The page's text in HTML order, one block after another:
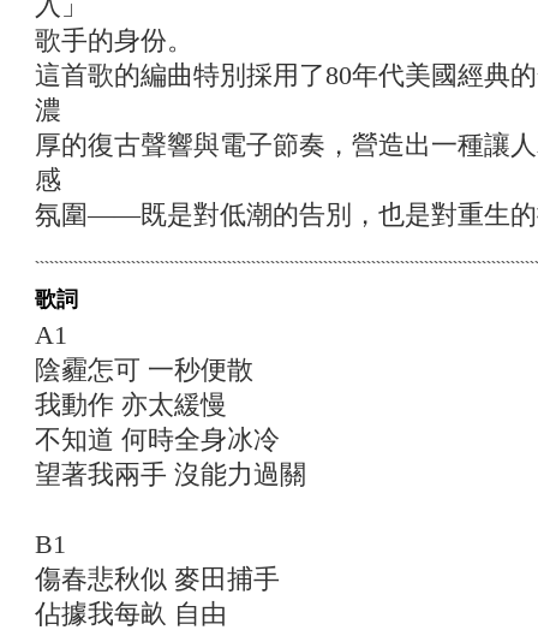
歌手的身份。
這首歌的編曲特別採用了80年代美國經典
濃
厚的復古聲響與電子節奏，營造出一種讓
感
氛圍——既是對低潮的告別，也是對重生
歌詞
A1
陰霾怎可 一秒便散
我動作 亦太緩慢
不知道 何時全身冰冷
望著我兩手 沒能力過關
B1
傷春悲秋似 麥田捕手
佔據我每畝 自由